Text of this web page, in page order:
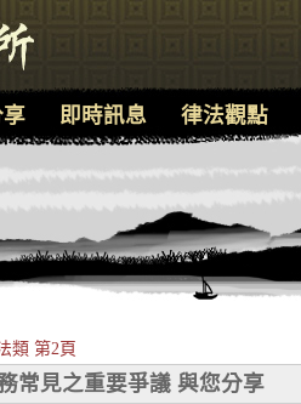
類 第2頁
常見之重要爭議 與您分享
即時訊息 律法觀點